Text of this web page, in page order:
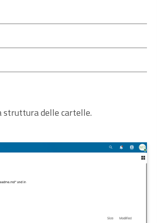
struttura delle cartelle.